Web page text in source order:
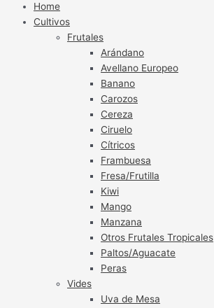
Home
Cultivos
Frutales
Arándano
Avellano Europeo
Banano
Carozos
Cereza
Ciruelo
Cítricos
Frambuesa
Fresa/Frutilla
Kiwi
Mango
Manzana
Otros Frutales Tropicales
Paltos/Aguacate
Peras
Vides
Uva de Mesa